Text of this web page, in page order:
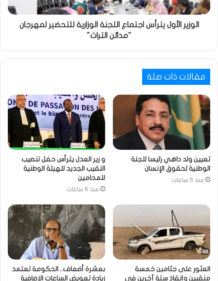
الوزير الأول يترأس اجتماع اللجنة الوزارية للتحضير لمهرجان
"مدائن التراث"
مقالات ذات صلة
تعيين ولد داهي رئيسا للجنة
الوطنية لحقوق الإنسان
منذ 5 ساعات
و زير العدل يترأس حفل تنصيب
النقيب الجديد للهيئة الوطنية
للمحامين
منذ 6 ساعات
العثور على جثامين خمسة
منقبين وإنقاذ ستة آخرين في
بعشرة أضعاف.. الحكومة تعتمد
زيادة تعويض الساعات الإضافية